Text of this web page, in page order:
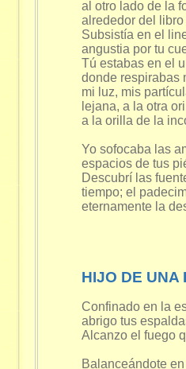
al otro lado de la
alrededor del
Subsistía en el
angustia por tu
Tú estabas en el
donde respirabas
mi luz, mis
lejana, a la otra
a la orilla de la
Yo sofocaba las
espacios de tus
Descubrí las
tiempo; el
eternamente la
HIJO DE UNA
Confinado en la
abrigo tus
Alcanzo el fuego
Balanceándote